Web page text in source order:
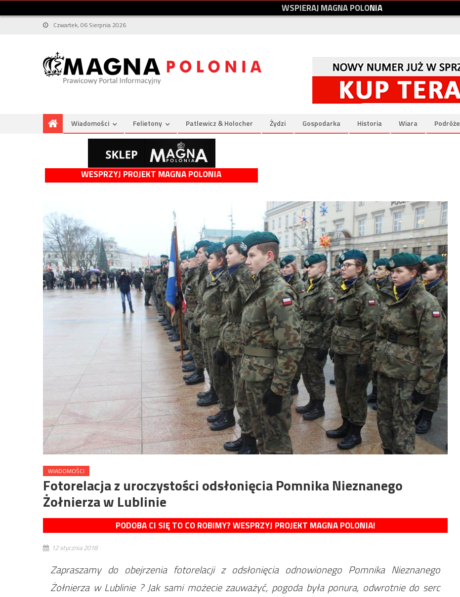
WSPIERAJMAGNAPOLONIA
Czwartek, 06 Sierpnia 2026
Wiadomości Felietony Patlewicz & Holocher Żydzi Gospodarka Historia Wiara Podróże
WESPRZYJ PROJEKT MAGNA POLONIA
WIADOMOŚCI
Fotorelacja z uroczystości odsłonięcia Pomnika Nieznanego
Żołnierza w Lublinie
PODOBA CI SIĘ TO CO ROBIMY? WESPRZYJ PROJEKT MAGNA POLONIA!
12 stycznia 2018
Zapraszamy do obejrzenia fotorelacji z odsłonięcia odnowionego Pomnika Nieznanego
Żołnierza w Lublinie ? Jak sami możecie zauważyć, pogoda była ponura, odwrotnie do serc